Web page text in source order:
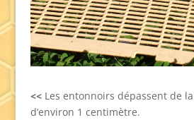
<<Les entonnoirs dépassent de
d’environ 1 centimètre.